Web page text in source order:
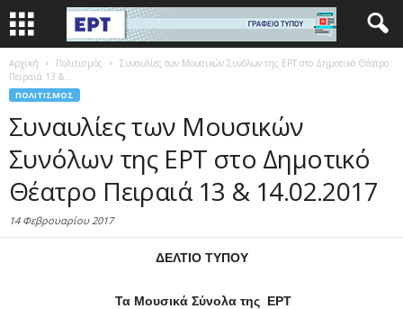
Αρχική Πολιτισμός
Συναυλίες των Μουσικών Συνόλων της ΕΡΤ στο Δημοτικό Θέατρο
Πειραιά 13 &...
ΠΟΛΙΤΙΣΜΌΣ
Συναυλίες των Μουσικών
Συνόλων της ΕΡΤ στο Δημοτικό
Θέατρο Πειραιά 13 & 14.02.2017
14 Φεβρουαρίου 2017
ΔΕΛΤΙΟ ΤΥΠΟΥ
Τα Μουσικά Σύνολα της ΕΡΤ